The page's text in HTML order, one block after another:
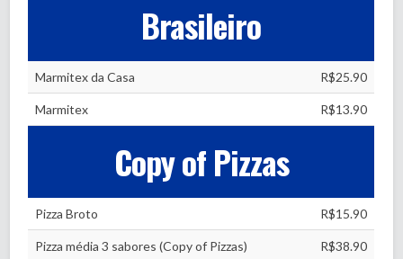
Brasileiro
Marmitex da Casa R$25.90
Marmitex R$13.90
Copy of Pizzas
Pizza Broto R$15.90
Pizza média 3 sabores (Copy of Pizzas) R$38.90